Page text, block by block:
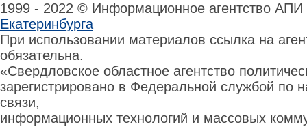
1999 - 2022 © Информационное агентство
Екатеринбурга
При использовании материалов ссылка на
обязательна.
«Свердловское областное агентство
зарегистрировано в Федеральной службой по
связи,
информационных технологий и массовых